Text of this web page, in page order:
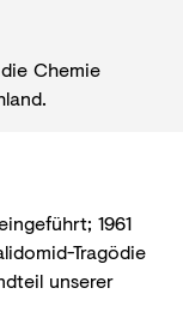
Chemie
1961
Tragödie
unserer